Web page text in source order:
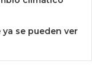
se pueden ver